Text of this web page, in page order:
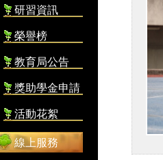
研習資訊
榮譽榜
教育局公告
獎助學金申請
活動花絮
線上服務